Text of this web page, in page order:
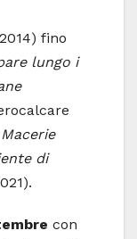
fino
lungo i
Macerie
di
con